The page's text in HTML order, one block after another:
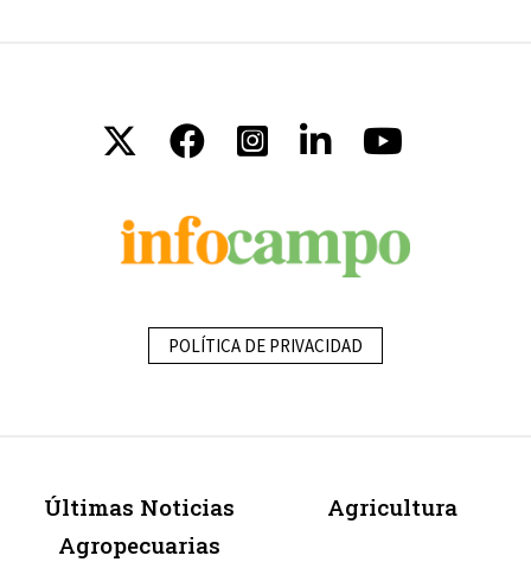
POLÍTICA DE PRIVACIDAD
Últimas Noticias
Agropecuarias
Agricultura